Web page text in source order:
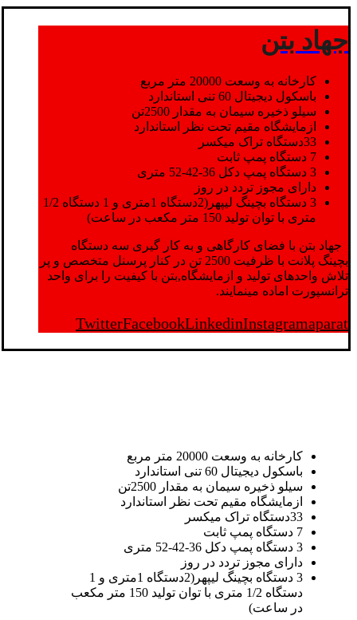
جهاد بتن
کارخانه به وسعت 20000 متر مربع
باسکول دیجیتال 60 تنی استاندارد
سیلو ذخیره سیمان به مقدار 2500تن
ازمایشگاه مقیم تحت نظر استاندارد
33دستگاه تراک میکسر
7 دستگاه پمپ ثابت
3 دستگاه پمپ دکل 36-42-52 متری
دارای مجوز تردد در روز
3 دستگاه بچینگ لیپهر(2دستگاه 1متری و 1 دستگاه 1/2
متری با توان تولید 150 متر مکعب در ساعت)
جهاد بتن با فضای کارگاهی و به کار گیری سه دستگاه
بچینگ پلانت با ظرفیت 2500 تن در کنار پرسنل متخصص و پر
تلاش واحدهای تولید و ازمایشگاه,بتن با کیفیت را برای واحد
ترانسپورت اماده مینمایند.
TwitterFacebookLinkedinInstagramaparat
کارخانه به وسعت 20000 متر مربع
باسکول دیجیتال 60 تنی استاندارد
سیلو ذخیره سیمان به مقدار 2500تن
ازمایشگاه مقیم تحت نظر استاندارد
33دستگاه تراک میکسر
7 دستگاه پمپ ثابت
3 دستگاه پمپ دکل 36-42-52 متری
دارای مجوز تردد در روز
3 دستگاه بچینگ لیپهر(2دستگاه 1متری و 1
دستگاه 1/2 متری با توان تولید 150 متر مکعب
در ساعت)